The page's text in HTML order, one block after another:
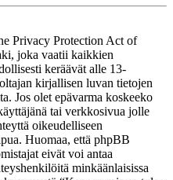
Privacy Protection Act of
joka vaatii kaikkien
keräävät alle 13-
kirjallisen luvan tietojen
Jos olet epävarma koskeeko
tai verkkosivua jolle
oikeudelliseen
Huomaa, että phpBB
eivät voi antaa
minkäänlaisissa